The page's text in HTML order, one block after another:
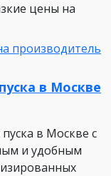
цены на
в Москве
в Москве с
и удобным